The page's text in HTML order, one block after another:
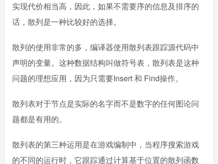
实现代价相当高，因此，如果不需要序的信息及排序的
话，散列是一种比较好的选择。
散列的使用非常的多，编译器使用散列表跟踪源代码中
声明的变量。这种数据结构叫做符号表，散列表是这种
问题的理想应用，因为只需要Insert 和 Find操作。
散列表对于节点是实际的名字而不是数字的任何图论问
题都是有用的。
散列表的第三种运用是在游戏编制中，当程序搜索游戏
的不同的运行时，它跟踪通过计算基于位置的散列函数